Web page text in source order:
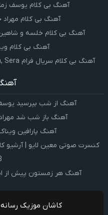
آهنگ بی کلام یوسف
آهنگ بی کلام
آهنگ بی کلام خلسه و
آهنگ بی کلام
آهنگ بی کلام سریال فرام Que Sera, Sera از Jack Jezzro – رایگان
آهنگ از شب بپرسید
آهنگ باز شب شد
آهنگ پارافین
آهنگ هر زمستون پیش از
کاشان موزیک